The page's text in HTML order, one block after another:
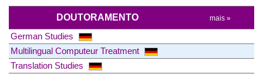
DOUTORAMENTO mais »
German Studies
Multilingual Computeur Treatment
Translation Studies